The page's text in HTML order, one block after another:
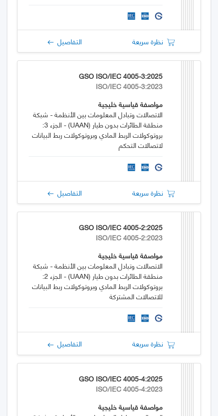
نظرة سريعة التفاصيل
GSO ISO/IEC 4005-3:2025
ISO/IEC 4005-3:2023
مواصفة قياسية خليجية
الاتصالات وتبادل المعلومات بين الأنظمة - شبكة
منطقة الطائرات بدون طيار (UAAN) - الجزء 3:
بروتوكولات الربط المادي وبروتوكولات ربط البيانات
لاتصالات التحكم
نظرة سريعة التفاصيل
GSO ISO/IEC 4005-2:2025
ISO/IEC 4005-2:2023
مواصفة قياسية خليجية
الاتصالات وتبادل المعلومات بين الأنظمة - شبكة
منطقة الطائرات بدون طيار (UAAN) - الجزء 2:
بروتوكولات الربط المادي وبروتوكولات ربط البيانات
للاتصالات المشتركة
نظرة سريعة التفاصيل
GSO ISO/IEC 4005-4:2025
ISO/IEC 4005-4:2023
مواصفة قياسية خليجية